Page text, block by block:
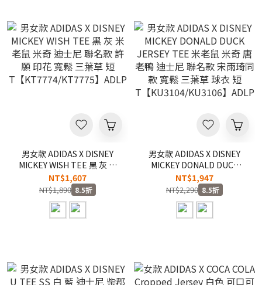
男女款 ADIDAS X DISNEY
MICKEY WISH TEE 黑 灰 米
老鼠 米奇 迪士尼 聯名款 許
願 印花 寬鬆 三葉草 短
T【KT7774/KT7775】
ADLP
NT$1,607
NT$1,890 8.5折
男女款 ADIDAS X DISNEY
MICKEY DONALD DUCK
JERSEY TEE 米老鼠 米奇 唐
老鴨 迪士尼 聯名款 宋雨琦同
款 寬鬆 三葉草 球衣 短
T【KU3104/KU3106】
ADLP
NT$1,947
NT$2,290 8.5折